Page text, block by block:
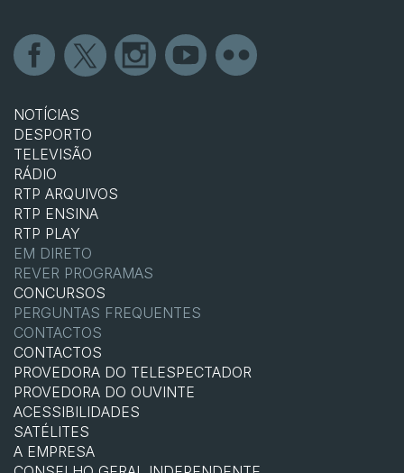
NOTÍCIAS
DESPORTO
TELEVISÃO
RÁDIO
RTP ARQUIVOS
RTP ENSINA
RTP PLAY
EM DIRETO
REVER PROGRAMAS
CONCURSOS
PERGUNTAS FREQUENTES
CONTACTOS
CONTACTOS
PROVEDORA DO TELESPECTADOR
PROVEDORA DO OUVINTE
ACESSIBILIDADES
SATÉLITES
A EMPRESA